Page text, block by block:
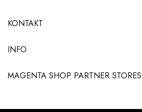
KONTAKT
INFO
MAGENTA SHOP PARTNER STORES